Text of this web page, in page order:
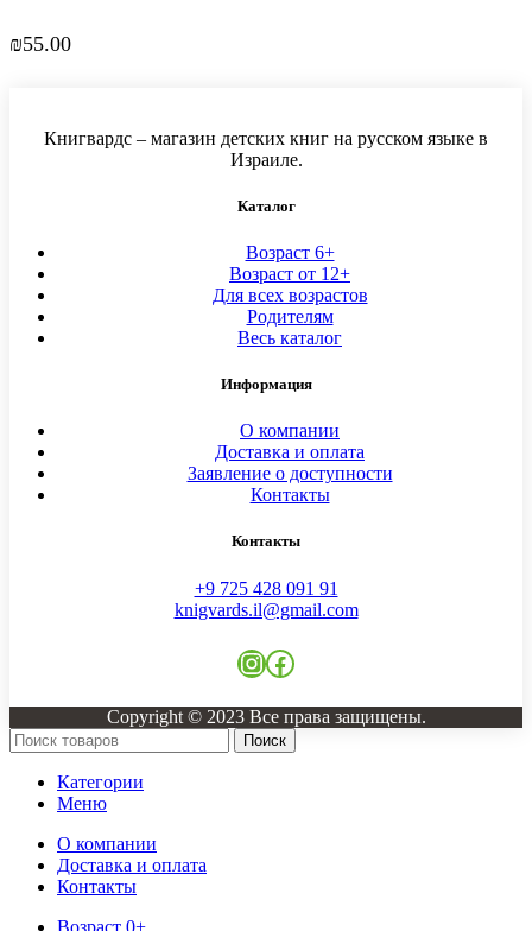
₪55.00
Книгвардс – магазин детских книг на русском языке в
Израиле.
Каталог
Возраст 6+
Возраст от 12+
Для всех возрастов
Родителям
Весь каталог
Информация
О компании
Доставка и оплата
Заявление о доступности
Контакты
Контакты
+9 725 428 091 91
knigvards.il@gmail.com
Instagram
Facebook
Copyright © 2023 Все права защищены.
Поиск
Категории
Меню
О компании
Доставка и оплата
Контакты
Возраст 0+